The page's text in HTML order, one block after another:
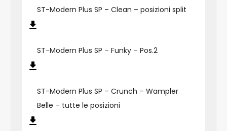
ST-Modern Plus SP – Clean – posizioni split
ST-Modern Plus SP – Funky – Pos.2
ST-Modern Plus SP – Crunch – Wampler
Belle – tutte le posizioni